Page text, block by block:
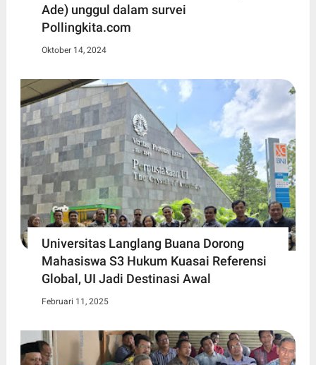
Ade) unggul dalam survei
Pollingkita.com
Oktober 14, 2024
Universitas Langlang Buana Dorong
Mahasiswa S3 Hukum Kuasai Referensi
Global, UI Jadi Destinasi Awal
Februari 11, 2025